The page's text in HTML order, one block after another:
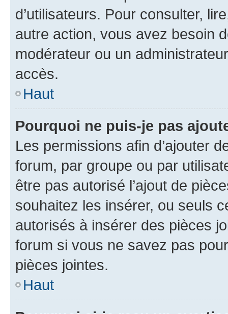
d’utilisateurs. Pour consulter,
autre action, vous avez besoin
modérateur ou un
accès.
Haut
Pourquoi ne puis-je pas
Les permissions afin d’ajouter
forum, par groupe ou par
être pas autorisé l’ajout de
souhaitez les insérer, ou seuls
autorisés à insérer des pièces
forum si vous ne savez pas
pièces jointes.
Haut